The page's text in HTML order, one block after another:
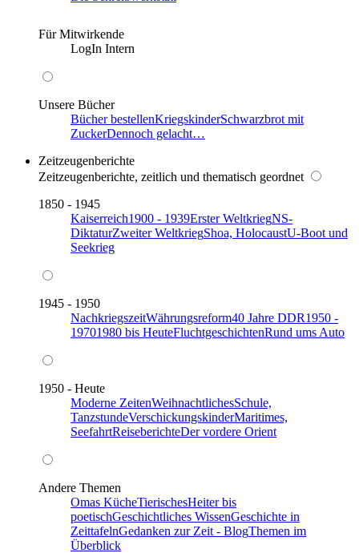
Für Mitwirkende
LogIn Intern
Unsere Bücher
Bücher bestellenKriegskinderSchwarzbrot mit
ZuckerDennoch gelacht…
Zeitzeugenberichte
Zeitzeugenberichte, zeitlich und thematisch geordnet
1850 - 1945
Kaiserreich1900 - 1939Erster WeltkriegNS-
DiktaturZweiter WeltkriegShoa, HolocaustU-Boot und
Seekrieg
1945 - 1950
NachkriegszeitWährungsreform40 Jahre DDR1950 -
19701980 bis HeuteFluchtgeschichtenRund ums Auto
1950 - Heute
Moderne ZeitenWeihnachtlichesSchule,
TanzstundeVerschickungskinderMaritimes,
SeefahrtReiseberichteDer vordere Orient
Andere Themen
Omas KücheTierischesHeiter bis
poetischGeschichtliches WissenGeschichte in
ZeittafelnGedanken zur Zeit - BlogThemen im
Überblick